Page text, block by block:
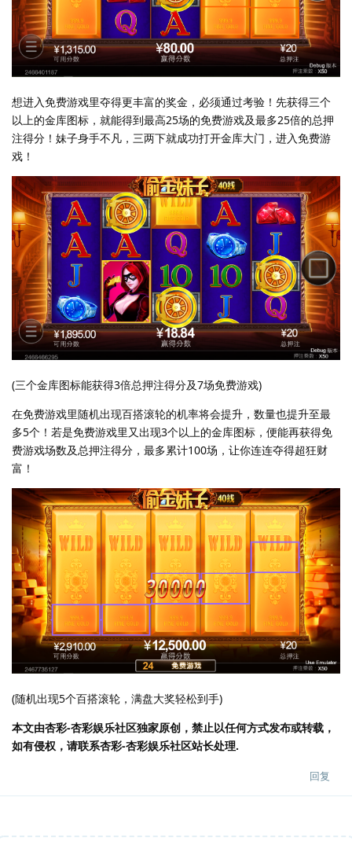
想进入免费游戏里夺得更丰富的奖金，必须通过考验！先获得三个
以上的金库图标，就能得到最高25场的免费游戏及最多25倍的总押
注得分！妹子身手不凡，三两下就成功打开金库大门，进入免费游
戏！
(三个金库图标能获得3倍总押注得分及7场免费游戏)
在免费游戏里随机出现百搭滚轮的机率将会提升，数量也提升至最
多5个！若是免费游戏里又出现3个以上的金库图标，便能再获得免
费游戏场数及总押注得分，最多累计100场，让你连连夺得超狂财
富！
(随机出现5个百搭滚轮，满盘大奖轻松到手)
本文由杏彩-杏彩娱乐社区独家原创，禁止以任何方式发布或转载，
如有侵权，请联系杏彩-杏彩娱乐社区站长处理.
回复